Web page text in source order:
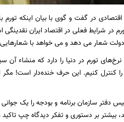
در گفت و گوی با بیان اینکه
در شرایط فعلی در اقتصاد ایران نقدینگی
دولت شعار می دهد و می خواهد با
نرخ‌های تورم در دنیا را دارد که منشاء
را کنترل کنیم. این حرف خنده‌دار است!
سازمان برنامه و بودجه را یک جوانی
بیشتر بر دستوری و تفکر دیدگاه چپ